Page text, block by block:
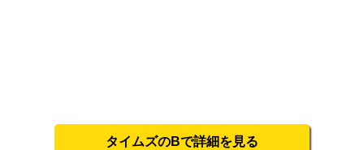
タイムズのBで詳細を見る